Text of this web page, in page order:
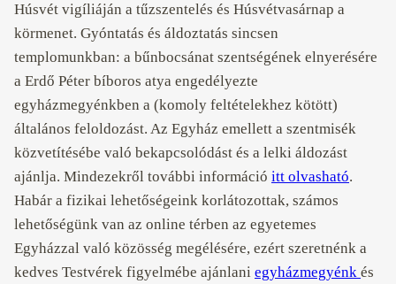
Húsvét vigíliáján a tűzszentelés és Húsvétvasárnap a
körmenet. Gyóntatás és áldoztatás sincsen
templomunkban: a bűnbocsánat szentségének elnyerésére
a Erdő Péter bíboros atya engedélyezte
egyházmegyénkben a (komoly feltételekhez kötött)
általános feloldozást. Az Egyház emellett a szentmisék
közvetítésébe való bekapcsolódást és a lelki áldozást
ajánlja. Mindezekről további információ itt olvasható.
Habár a fizikai lehetőségeink korlátozottak, számos
lehetőségünk van az online térben az egyetemes
Egyházzal való közösség megélésére, ezért szeretnénk a
kedves Testvérek figyelmébe ajánlani egyházmegyénk és